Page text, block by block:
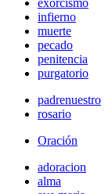
exorcismo
infierno
muerte
pecado
penitencia
purgatorio
padrenuestro
rosario
Oración
adoracion
alma